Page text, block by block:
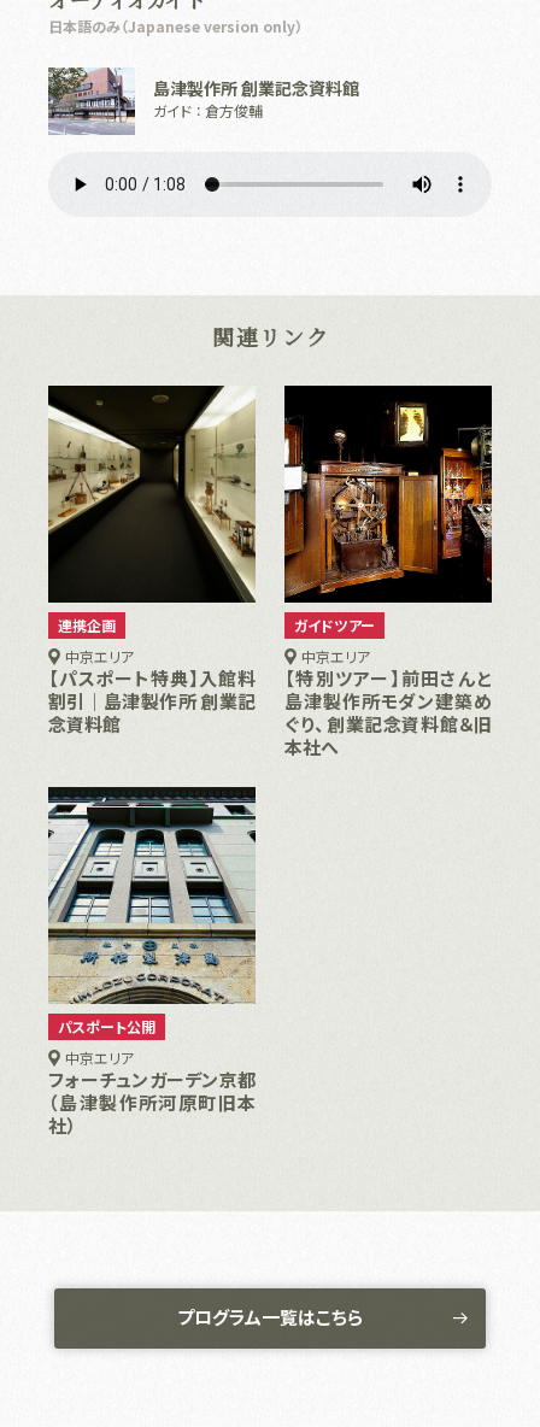
日本語のみ（Japanese version only）
島津製作所 創業記念資料館
ガイド ： 倉方俊輔
関連リンク
連携企画
中京エリア
【パスポート特典】入館料
割引｜島津製作所 創業記
念資料館
ガイドツアー
中京エリア
【特別ツアー】前田さんと
島津製作所モダン建築め
ぐり、創業記念資料館＆旧
本社へ
パスポート公開
中京エリア
フォーチュンガーデン京都
（島津製作所河原町旧本
社）
プログラム一覧はこちら